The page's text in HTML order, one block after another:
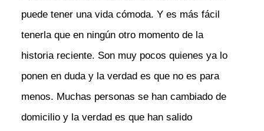
puede tener una vida cómoda. Y es más fácil
tenerla que en ningún otro momento de la
historia reciente. Son muy pocos quienes ya lo
ponen en duda y la verdad es que no es para
menos. Muchas personas se han cambiado de
domicilio y la verdad es que han salido